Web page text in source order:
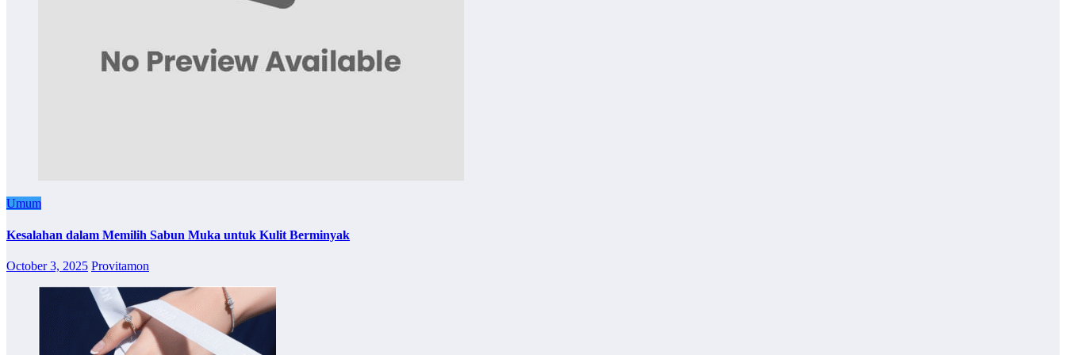
Umum
Kesalahan dalam Memilih Sabun Muka untuk Kulit Berminyak
October 3, 2025 Provitamon